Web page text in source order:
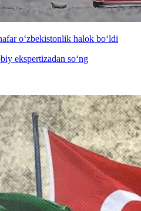
o‘zbekistonlik halok bo‘ldi
ekspertizadan so‘ng